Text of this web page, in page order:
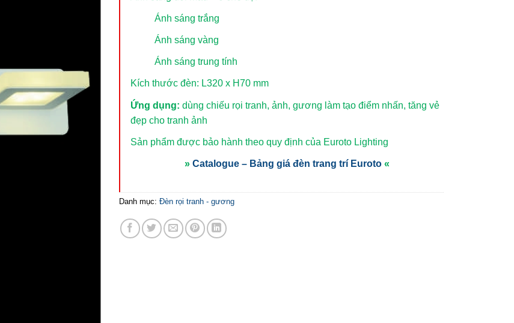
Ánh sáng trắng
Ánh sáng vàng
Ánh sáng trung tính
Kích thước đèn: L320 x H70 mm
Ứng dụng: dùng chiếu rọi tranh, ảnh, gương làm tạo điểm nhấn, tăng vẻ
đẹp cho tranh ảnh
Sản phẩm được bảo hành theo quy định của Euroto Lighting
» Catalogue – Bảng giá đèn trang trí Euroto «
Danh mục: Đèn rọi tranh - gương